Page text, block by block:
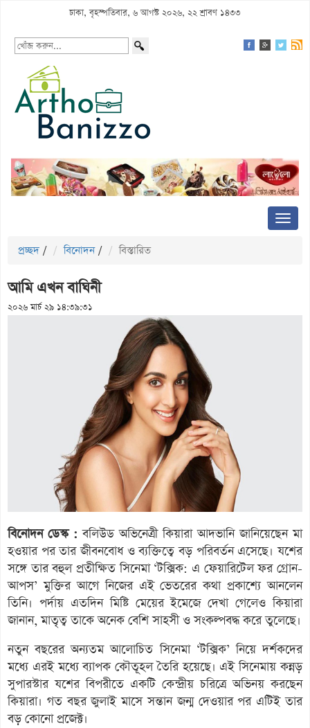
ঢাকা, বৃহস্পতিবার, ৬ আগস্ট ২০২৬, ২২ শ্রাবণ ১৪৩৩
প্রচ্ছদ / বিনোদন / বিস্তারিত
আমি এখন বাঘিনী
২০২৬ মার্চ ২৯ ১৪:৩৯:৩১
বিনোদন ডেস্ক : বলিউড অভিনেত্রী কিয়ারা আদভানি জানিয়েছেন মা
হওয়ার পর তার জীবনবোধ ও ব্যক্তিত্বে বড় পরিবর্তন এসেছে। যশের
সঙ্গে তার বহুল প্রতীক্ষিত সিনেমা ‘টক্সিক: এ ফেয়ারিটেল ফর গ্রোন-
আপস’ মুক্তির আগে নিজের এই ভেতরের কথা প্রকাশ্যে আনলেন
তিনি। পর্দায় এতদিন মিষ্টি মেয়ের ইমেজে দেখা গেলেও কিয়ারা
জানান, মাতৃত্ব তাকে অনেক বেশি সাহসী ও সংকল্পবদ্ধ করে তুলেছে।
নতুন বছরের অন্যতম আলোচিত সিনেমা ‘টক্সিক’ নিয়ে দর্শকদের
মধ্যে এরই মধ্যে ব্যাপক কৌতূহল তৈরি হয়েছে। এই সিনেমায় কন্নড়
সুপারস্টার যশের বিপরীতে একটি কেন্দ্রীয় চরিত্রে অভিনয় করছেন
কিয়ারা। গত বছর জুলাই মাসে সন্তান জন্ম দেওয়ার পর এটিই তার
বড় কোনো প্রজেক্ট।